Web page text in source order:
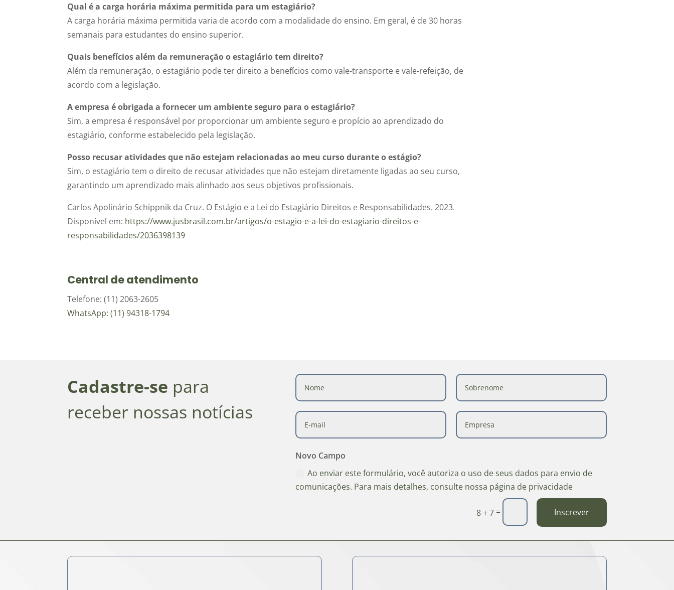
Qual é a carga horária máxima permitida para um estagiário?
A carga horária máxima permitida varia de acordo com a modalidade do ensino. Em geral, é de 30 horas
semanais para estudantes do ensino superior.
Quais benefícios além da remuneração o estagiário tem direito?
Além da remuneração, o estagiário pode ter direito a benefícios como vale-transporte e vale-refeição, de
acordo com a legislação.
A empresa é obrigada a fornecer um ambiente seguro para o estagiário?
Sim, a empresa é responsável por proporcionar um ambiente seguro e propício ao aprendizado do
estagiário, conforme estabelecido pela legislação.
Posso recusar atividades que não estejam relacionadas ao meu curso durante o estágio?
Sim, o estagiário tem o direito de recusar atividades que não estejam diretamente ligadas ao seu curso,
garantindo um aprendizado mais alinhado aos seus objetivos profissionais.
Carlos Apolinário Schippnik da Cruz. O Estágio e a Lei do Estagiário Direitos e Responsabilidades. 2023.
Disponível em: https://www.jusbrasil.com.br/artigos/o-estagio-e-a-lei-do-estagiario-direitos-e-
responsabilidades/2036398139
Central de atendimento
Telefone: (11) 2063-2605
WhatsApp: (11) 94318-1794
Cadastre-se para
receber nossas notícias
Novo Campo
Ao enviar este formulário, você autoriza o uso de seus dados para envio de
comunicações. Para mais detalhes, consulte nossa página de privacidade
8 + 7= Inscrever